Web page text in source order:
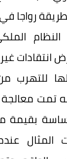
رواجا في
انتقادات
للتهرب
تمت
بقيمة
المثال